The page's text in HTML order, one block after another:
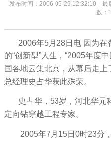
发布时间：2006-05-29 12:32:10 最
数：
2006年5月28日电 因为在
的“创新型”人生，“2005年度
国各地云集北京，从幕后走上
总经理史占华获此殊荣。
史占华，53岁，河北华元
定向钻穿越工程专家。
2005年7月15日0时23分